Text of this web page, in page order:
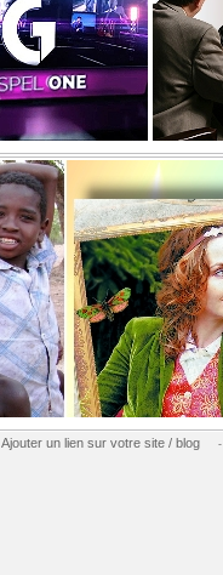
Ajouter un lien sur votre site / blog